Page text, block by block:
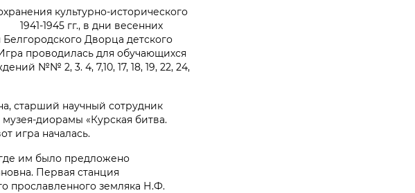
культурно-исторического
1945 гг., в дни весенних
Дворца детского
проводилась для обучающихся
№№ 2, 3. 4, 7,10, 17, 18, 19, 22, 24,
старший научный сотрудник
диорамы «Курская битва.
игра началась.
им было предложено
Первая станция
прославленного земляка Н.Ф.